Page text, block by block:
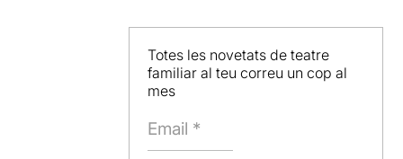
Totes les novetats de teatre
familiar al teu correu un cop al
mes